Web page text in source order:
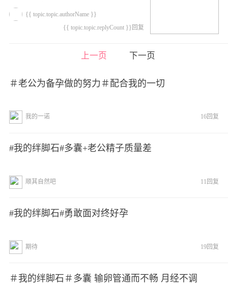
{{ topic.topic.authorName }}
{{ topic.topic.replyCount }}回复
上一页 下一页
＃老公为备孕做的努力＃配合我的一切
我的一诺 16回复
#我的绊脚石#多囊+老公精子质量差
顺其自然吧 11回复
#我的绊脚石#勇敢面对终好孕
期待 19回复
＃我的绊脚石＃多囊 输卵管通而不畅 月经不调